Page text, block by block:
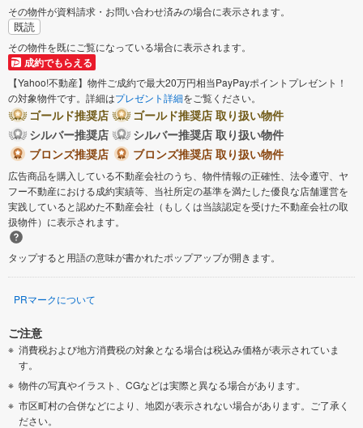
その物件が資料請求・お問い合わせ済みの場合に表示されます。
既読
その物件を既にご覧になっている場合に表示されます。
成約でもらえる
【Yahoo!不動産】物件ご成約で最大20万円相当PayPayポイントプレゼント！
の対象物件です。詳細はプレゼント詳細をご覧ください。
ゴールド推奨店
ゴールド推奨店 取り扱い物件
シルバー推奨店
シルバー推奨店 取り扱い物件
ブロンズ推奨店
ブロンズ推奨店 取り扱い物件
広告商品を購入している不動産会社のうち、物件情報の正確性、法令遵守、ヤ
フー不動産における成約実績等、当社所定の基準を満たした優良な店舗運営を
実践していると認めた不動産会社（もしくは当該認定を受けた不動産会社の取
扱物件）に表示されます。
タップすると用語の意味が書かれたポップアップが開きます。
PRマークについて
ご注意
消費税および地方消費税の対象となる場合は税込み価格が表示されていま
す。
物件の写真やイラスト、CGなどは実際と異なる場合があります。
市区町村の合併などにより、地図が表示されない場合があります。ご了承く
ださい。